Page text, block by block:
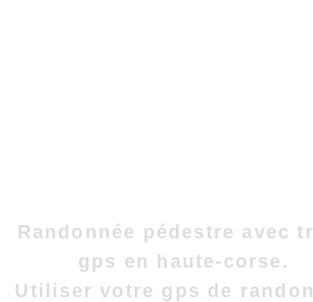
Randonnée pédestre avec
gps en haute-corse.
Utiliser votre gps de